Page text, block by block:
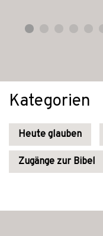
Kategorien
Heute glauben
Zugänge zur Bibel